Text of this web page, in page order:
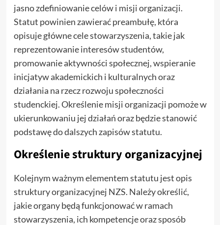
jasno zdefiniowanie celów i misji organizacji.
Statut powinien zawierać preambułę, która
opisuje główne cele stowarzyszenia, takie jak
reprezentowanie interesów studentów,
promowanie aktywności społecznej, wspieranie
inicjatyw akademickich i kulturalnych oraz
działania na rzecz rozwoju społeczności
studenckiej. Określenie misji organizacji pomoże w
ukierunkowaniu jej działań oraz będzie stanowić
podstawę do dalszych zapisów statutu.
Określenie struktury organizacyjnej
Kolejnym ważnym elementem statutu jest opis
struktury organizacyjnej NZS. Należy określić,
jakie organy będą funkcjonować w ramach
stowarzyszenia, ich kompetencje oraz sposób